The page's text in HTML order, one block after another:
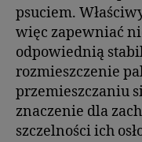
psuciem.
więc zapewniać
odpowiednią
rozmieszczenie
przemieszczaniu
znaczenie dla
szczelności ich